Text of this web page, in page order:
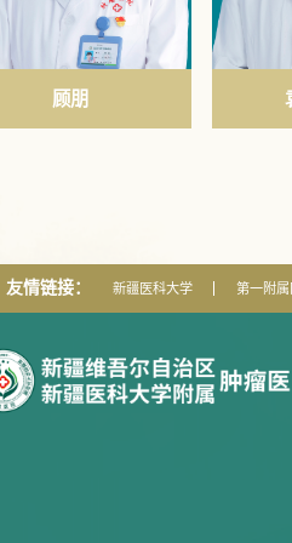
顾朋
友情链接： 新疆医科大学 第一附属